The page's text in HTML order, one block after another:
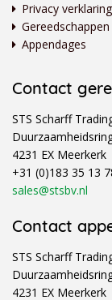
Privacy verklaring
Gereedschappen
Appendages
Contact
STS Scharff
4231 EX Meerkerk
+31 (0)183 35 13
sales@stsbv.nl
Contact
STS Scharff
4231 EX Meerkerk